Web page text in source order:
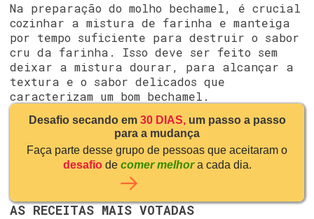
Na preparação do molho bechamel, é crucial
cozinhar a mistura de farinha e manteiga
por tempo suficiente para destruir o sabor
cru da farinha. Isso deve ser feito sem
deixar a mistura dourar, para alcançar a
textura e o sabor delicados que
caracterizam um bom bechamel.
Desafio secando em 30 DIAS, um passo a passo
para a mudança
Faça parte desse grupo de pessoas que aceitaram o
desafio de comer melhora cada dia.
AS RECEITAS MAIS VOTADAS